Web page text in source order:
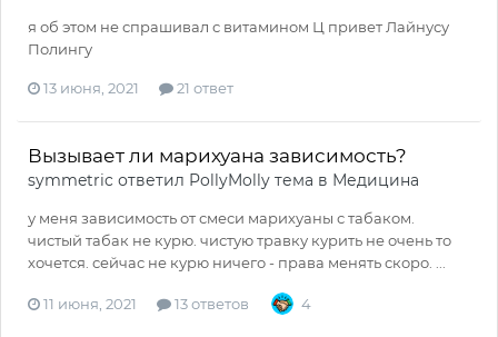
я об этом не спрашивал с витамином Ц привет Лайнусу
Полингу
13 июня, 2021 21 ответ
Вызывает ли марихуана зависимость?
symmetric ответил PollyMolly тема в Медицина
у меня зависимость от смеси марихуаны с табаком.
чистый табак не курю. чистую травку курить не очень то
хочется. сейчас не курю ничего - права менять скоро. ...
11 июня, 2021 13 ответов 4